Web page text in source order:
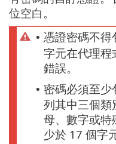
位空白。
• 憑證密碼不得
字元在代理程
錯誤。
• 密碼必須至
列其中三個類
母、數字或特
少於 17 個字